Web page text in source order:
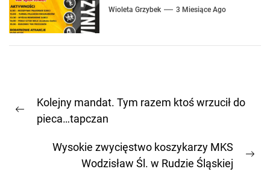
Wioleta Grzybek 3 Miesiące Ago
wpisu
Previous
Kolejny mandat. Tym razem ktoś wrzucił do
pieca…tapczan
Wysokie zwycięstwo koszykarzy MKS
Wodzisław Śl. w Rudzie Śląskiej